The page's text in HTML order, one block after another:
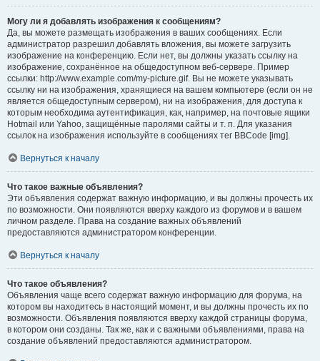
Могу ли я добавлять изображения к сообщениям?
Да, вы можете размещать изображения в ваших сообщениях. Если
администратор разрешил добавлять вложения, вы можете загрузить
изображение на конференцию. Если нет, вы должны указать ссылку на
изображение, сохранённое на общедоступном веб-сервере. Пример
ссылки: http://www.example.com/my-picture.gif. Вы не можете указывать
ссылку ни на изображения, хранящиеся на вашем компьютере (если он не
является общедоступным сервером), ни на изображения, для доступа к
которым необходима аутентификация, как, например, на почтовые ящики
Hotmail или Yahoo, защищённые паролями сайты и т. п. Для указания
ссылок на изображения используйте в сообщениях тег BBCode [img].
Вернуться к началу
Что такое важные объявления?
Эти объявления содержат важную информацию, и вы должны прочесть их
по возможности. Они появляются вверху каждого из форумов и в вашем
личном разделе. Права на создание важных объявлений
предоставляются администратором конференции.
Вернуться к началу
Что такое объявления?
Объявления чаще всего содержат важную информацию для форума, на
котором вы находитесь в настоящий момент, и вы должны прочесть их по
возможности. Объявления появляются вверху каждой страницы форума,
в котором они созданы. Так же, как и с важными объявлениями, права на
создание объявлений предоставляются администратором.